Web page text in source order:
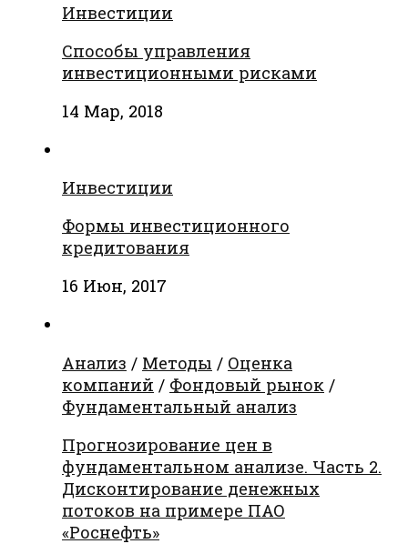
Инвестиции
Способы управления
инвестиционными рисками
14 Мар, 2018
Инвестиции
Формы инвестиционного
кредитования
16 Июн, 2017
Анализ / Методы / Оценка
компаний / Фондовый рынок /
Фундаментальный анализ
Прогнозирование цен в
фундаментальном анализе. Часть 2.
Дисконтирование денежных
потоков на примере ПАО
«Роснефть»